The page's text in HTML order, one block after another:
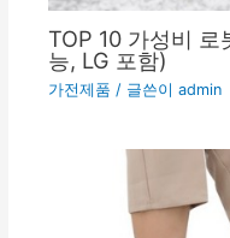
TOP 10 가성비 로
능, LG 포함)
가전제품 / 글쓴이admin